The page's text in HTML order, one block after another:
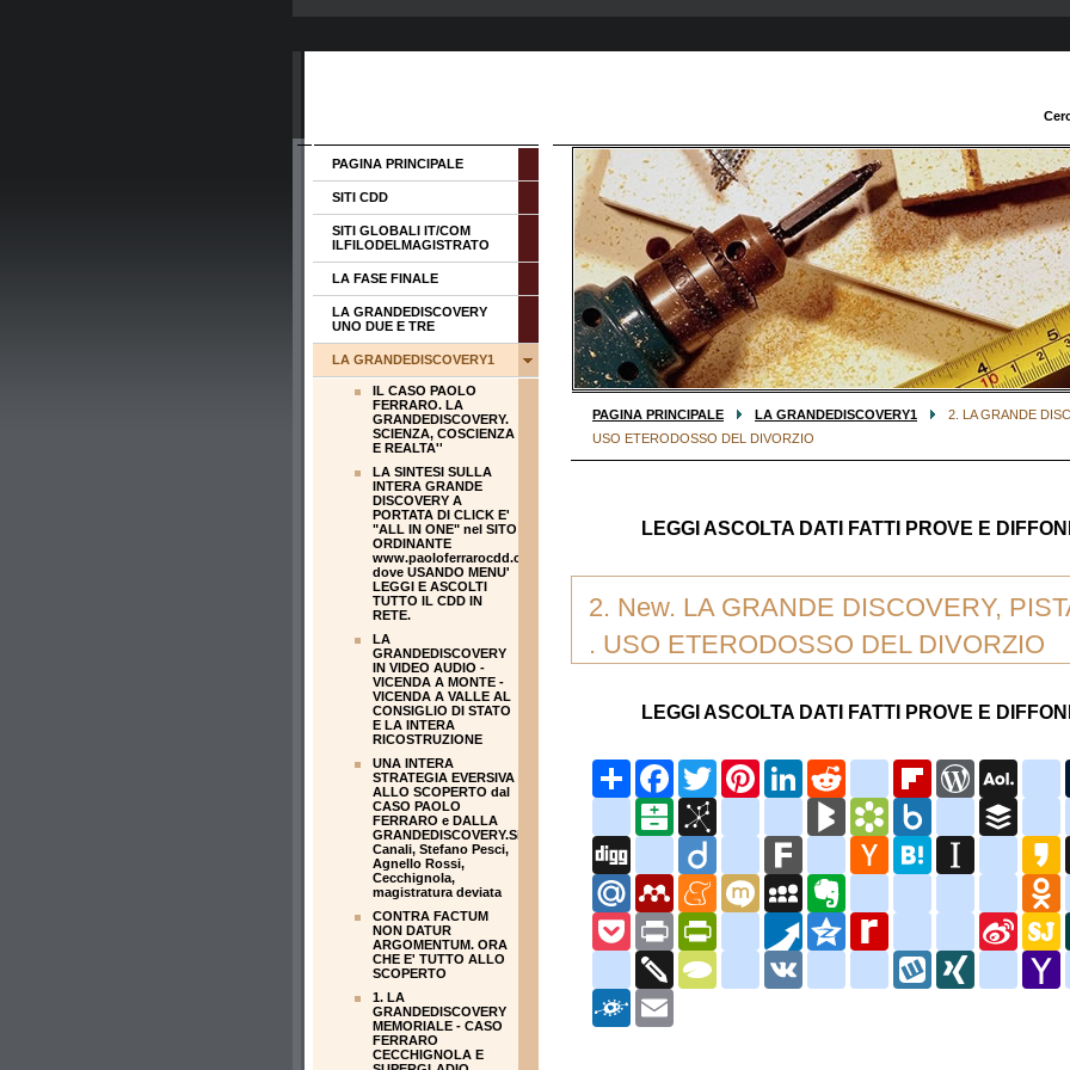
PAGINA PRINCIPALE LA GRANDEDISCOVERY1
2. LA GRANDE
USO ETERODOSSO DEL DIVORZIO
LEGGI ASCOLTA DATI FATTI PROVE E
2. New. LA GRANDE DISCOVERY,
. USO ETERODOSSO DEL DIVORZIO
LEGGI ASCOLTA DATI FATTI PROVE E
Share FacebookTwitter PinterestLinkedIn deliciousFlipboardWordPress
baidu Balatarin bitty_browser
blinklist BlogMarksBookmarks.fr buddymarks
dihitt dzone google_bookmarks
Hacker
News
Hatena Instapaper
Mail.Ru MendeleyMeneame
Mixi MySpace newsvine
nujij
Pocket Print PrintFriendlyprotopage_bookmarks
Pusha Qzone segnalo Sina
Weibo
tuenti
Twiddla TypePadviadeo webnewsWykop
Folkd
PAGINA PRINCIPALE
SITI CDD
SITI GLOBALI IT/COM
ILFILODELMAGISTRATO
LA FASE FINALE
LA GRANDEDISCOVERY
UNO DUE E TRE
LA GRANDEDISCOVERY1
IL CASO PAOLO
FERRARO. LA
GRANDEDISCOVERY.
SCIENZA, COSCIENZA
E REALTA''
LA SINTESI SULLA
INTERA GRANDE
DISCOVERY A
PORTATA DI CLICK E'
"ALL IN ONE" nel SITO
ORDINANTE
www.paoloferrarocdd.com
dove USANDO MENU'
LEGGI E ASCOLTI
TUTTO IL CDD IN
RETE.
LA
GRANDEDISCOVERY
IN VIDEO AUDIO -
VICENDA A MONTE -
VICENDA A VALLE AL
CONSIGLIO DI STATO
E LA INTERA
RICOSTRUZIONE
UNA INTERA
STRATEGIA EVERSIVA
ALLO SCOPERTO dal
CASO PAOLO
FERRARO e DALLA
GRANDEDISCOVERY.Silvia
Canali, Stefano Pesci,
Agnello Rossi,
Cecchignola,
magistratura deviata
CONTRA FACTUM
NON DATUR
ARGOMENTUM. ORA
CHE E' TUTTO ALLO
SCOPERTO
1. LA
GRANDEDISCOVERY
MEMORIALE - CASO
FERRARO
CECCHIGNOLA E